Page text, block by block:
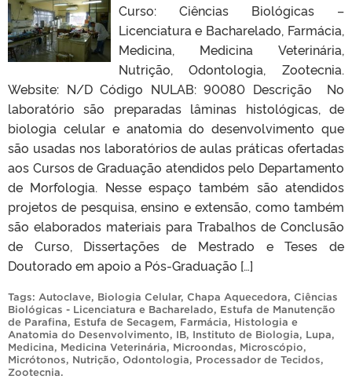
Curso: Ciências Biológicas –
Licenciatura e Bacharelado, Farmácia,
Medicina, Medicina Veterinária,
Nutrição, Odontologia, Zootecnia.
Website: N/D Código NULAB: 90080 Descrição No
laboratório são preparadas lâminas histológicas, de
biologia celular e anatomia do desenvolvimento que
são usadas nos laboratórios de aulas práticas ofertadas
aos Cursos de Graduação atendidos pelo Departamento
de Morfologia. Nesse espaço também são atendidos
projetos de pesquisa, ensino e extensão, como também
são elaborados materiais para Trabalhos de Conclusão
de Curso, Dissertações de Mestrado e Teses de
Doutorado em apoio a Pós-Graduação […]
Tags: Autoclave, Biologia Celular, Chapa Aquecedora, Ciências
Biológicas - Licenciatura e Bacharelado, Estufa de Manutenção
de Parafina, Estufa de Secagem, Farmácia, Histologia e
Anatomia do Desenvolvimento, IB, Instituto de Biologia, Lupa,
Medicina, Medicina Veterinária, Microondas, Microscópio,
Micrótonos, Nutrição, Odontologia, Processador de Tecidos,
Zootecnia.